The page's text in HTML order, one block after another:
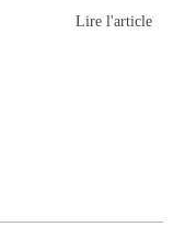
Lire l'article